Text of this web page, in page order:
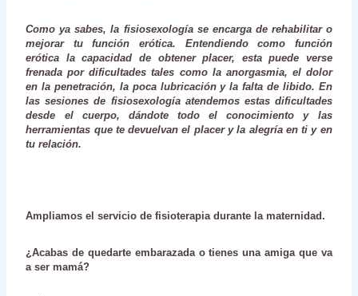
Como ya sabes, la fisiosexologíase encarga de rehabilitar o
mejorar tu función erótica. Entendiendo como función
erótica la capacidad de obtener placer, esta puede verse
frenada por dificultades tales como la anorgasmia, el dolor
en la penetración, la poca lubricación y la falta de libido. En
las sesiones de fisiosexología atendemos estas dificultades
desde el cuerpo, dándote todo el conocimiento y las
herramientas que te devuelvan el placer y la alegría en ti y en
tu relación.
Ampliamos el servicio defisioterapia durante la maternidad.
¿Acabas de quedarte embarazada o tienes una amiga que va
a ser mamá?